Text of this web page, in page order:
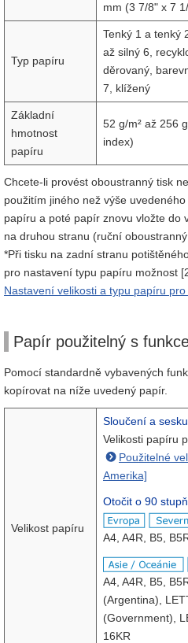
mm (3 7/8" x 7
Typ papíru
Tenký 1 a tenký
až silný 6,
děrovaný,
7, klížený
Základní
hmotnost
papíru
52 g/m² až 256
index)
Chcete-li provést oboustranný tisk
použitím jiného než výše
papíru a poté papír znovu vložte do
na druhou stranu (ruční oboustranný
*Při tisku na zadní stranu
pro nastavení typu papíru možnost
Nastavení velikosti a typu papíru
Papír použitelný s
Pomocí standardně vybavených
kopírovat na níže uvedený papír.
Velikost papíru
Sloučení a
Velikosti papíru
Použitelné
Amerika]
Otočit o 90
A4, A4R, B5,
A4, A4R, B5,
(Argentina),
(Government),
16KR